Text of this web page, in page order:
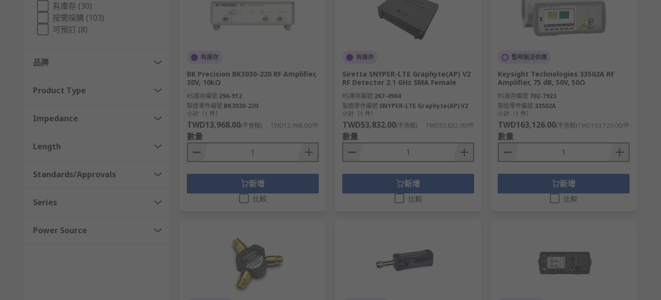
有庫存 (30)
按需採購 (103)
可預訂 (8)
品牌
Product Type
Impedance
Length
Standards/Approvals
Series
Power Source
有庫存
BK Precision BK3030-220 RF Amplifier,
30V, 10kΩ
RS庫存編號 296-912
製造零件編號 BK3030-220
小計（1 件）
TWD13,968.00(不含稅) TWD13,968.00/件
數量
新增
比較
有庫存
Siretta SNYPER-LTE Graphyte(AP) V2
RF Detector 2.1 GHz SMA Female
RS庫存編號 267-4904
製造零件編號 SNYPER-LTE Graphyte(AP) V2
小計（1 件）
TWD53,832.00(不含稅) TWD53,832.00/件
數量
新增
比較
暫時無法供應
Keysight Technologies 33502A RF
Amplifier, 75 dB, 50V, 50Ω
RS庫存編號 702-7923
製造零件編號 33502A
小計（1 件）
TWD163,126.00(不含稅)TWD163,126.00/件
數量
新增
比較